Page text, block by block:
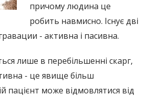
причому людина це
робить навмисно. Існує дві
- активна і пасивна.
лише в перебільшенні скарг,
- це явище більш
пацієнт може відмовлятися від